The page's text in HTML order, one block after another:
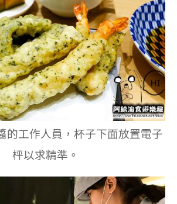
的工作人員，杯子下面放置電子
枰以求精準。